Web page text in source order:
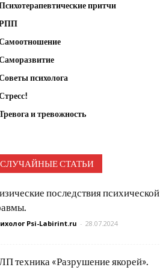
притчи
психолога
и тревожность
СЛУЧАЙНЫЕ СТАТЬИ
последствия психической
Psi-Labirint.ru - 28.07.2024
техника «Разрушение якорей».